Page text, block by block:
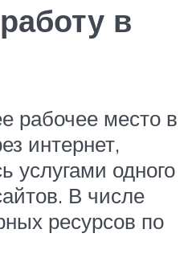
в
рабочее место в
интернет,
услугами одного
В числе
ресурсов по